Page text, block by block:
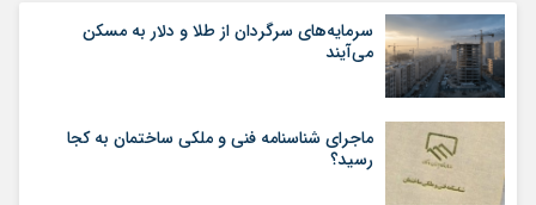
سرمایه‌های سرگردان از طلا و دلار به مسکن
می‌آیند
ماجرای شناسنامه‌ فنی و ملکی ساختمان به کجا
رسید؟